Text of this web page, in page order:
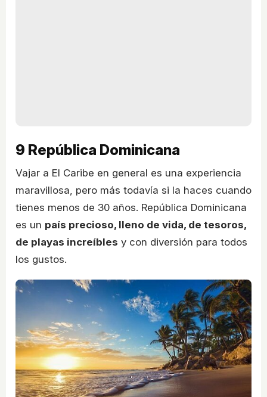
9 República Dominicana
Vajar a El Caribe en general es una experiencia
maravillosa, pero más todavía si la haces cuando
tienes menos de 30 años. República Dominicana
es un país precioso, lleno de vida, de tesoros,
de playas increíbles y con diversión para todos
los gustos.